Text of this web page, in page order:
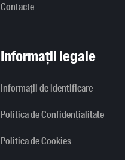
Contacte
Informații legale
Informaţii de identificare
Politica de Confidențialitate
Politica de Cookies